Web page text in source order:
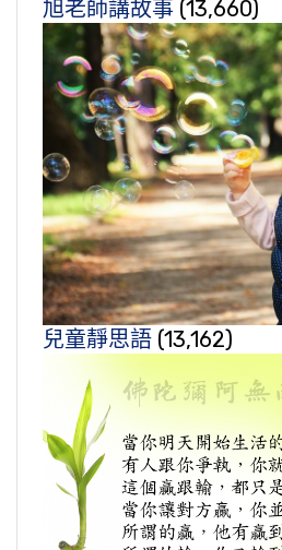
旭老師講故事 (13,660)
兒童靜思語 (13,162)